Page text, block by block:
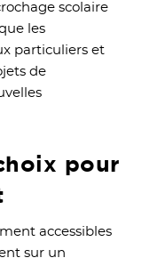
scolaire
les
particuliers et
de
pour
accessibles
sur un